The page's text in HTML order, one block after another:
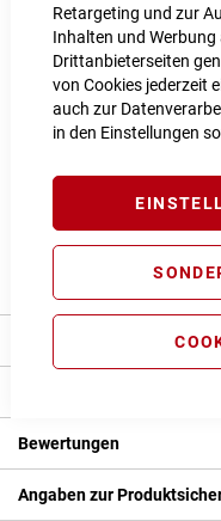
Retargeting und zur
Inhalten und
Drittanbieterseiten
von Cookies jederzeit
auch zur
in den Einstellungen
LIEFERZEIT im
Dieser Artikel ist nicht
Für Anfragen zur
webshop@bikezeit.de
Vergleichsliste:
Produktanfrage stellen
Bewertungen
Angaben zur